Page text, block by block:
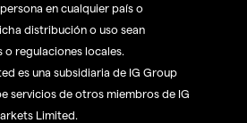
en cualquier país o
distribución o uso sean
o regulaciones locales.
es una subsidiaria de IG Group
servicios de otros miembros de IG
Limited.